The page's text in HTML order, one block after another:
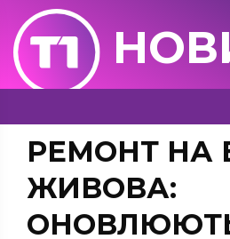
РЕМОНТ НА
ЖИВОВА: